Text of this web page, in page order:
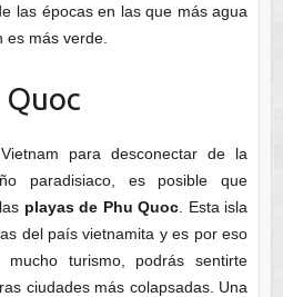
las épocas en las que más agua
es más verde.
Quoc
para desconectar de la
paradisiaco, es posible que
playas de Phu Quoc . Esta isla
del país vietnamita y es por eso
turismo, podrás sentirte
ciudades más colapsadas. Una